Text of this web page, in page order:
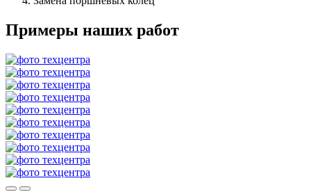
Примеры наших работ